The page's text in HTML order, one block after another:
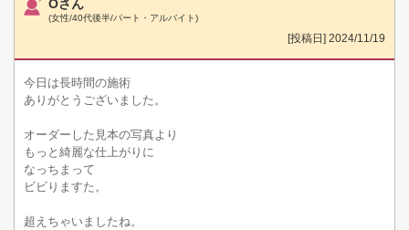
Oさん
(女性/40代後半/パート・アルバイト)
[投稿日] 2024/11/19
今日は長時間の施術
ありがとうございました。
オーダーした見本の写真より
もっと綺麗な仕上がりに
なっちまって
ビビりますた。
超えちゃいましたね。